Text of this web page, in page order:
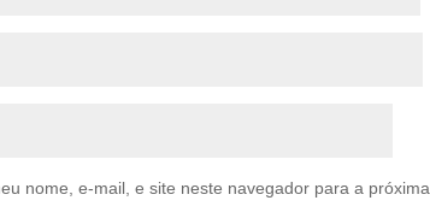
nome, e-mail, e site neste navegador para a